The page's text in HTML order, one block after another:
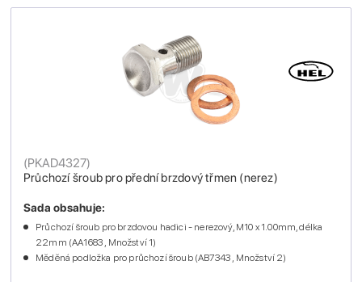
Průchozí šroub pro přední brzdový třmen (nerez)
(PKAD4327)
Sada obsahuje:
Průchozí šroub pro brzdovou hadici - nerezový, M10 x 1.00mm, délka
22mm (AA1683 , Množství 1)
Měděná podložka pro průchozí šroub (AB7343 , Množství 2)